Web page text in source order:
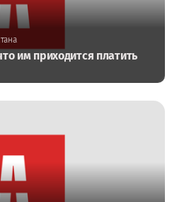
им приходится платить